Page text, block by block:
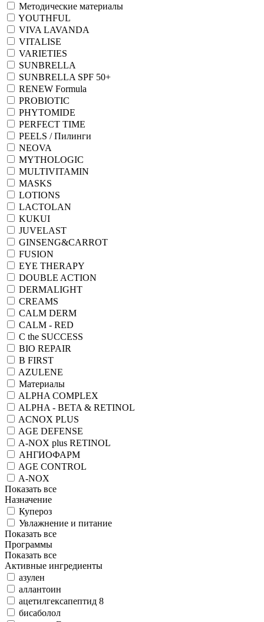
Методические материалы
YOUTHFUL
VIVA LAVANDA
VITALISE
VARIETIES
SUNBRELLA
SUNBRELLA SPF 50+
RENEW Formula
PROBIOTIC
PHYTOMIDE
PERFECT TIME
PEELS / Пилинги
NEOVA
MYTHOLOGIC
MULTIVITAMIN
MASKS
LOTIONS
LACTOLAN
KUKUI
JUVELAST
GINSENG&CARROT
FUSION
EYE THERAPY
DOUBLE ACTION
DERMALIGHT
CREAMS
CALM DERM
CALM - RED
C the SUCCESS
BIO REPAIR
B FIRST
AZULENE
Материалы
ALPHA COMPLEX
ALPHA - BETA & RETINOL
ACNOX PLUS
AGE DEFENSE
A-NOX plus RETINOL
АНГИОФАРМ
AGE CONTROL
A-NOX
Показать все
Назначение
Купероз
Увлажнение и питание
Показать все
Программы
Показать все
Активные ингредиенты
азулен
аллантоин
ацетилгексапептид 8
бисаболол